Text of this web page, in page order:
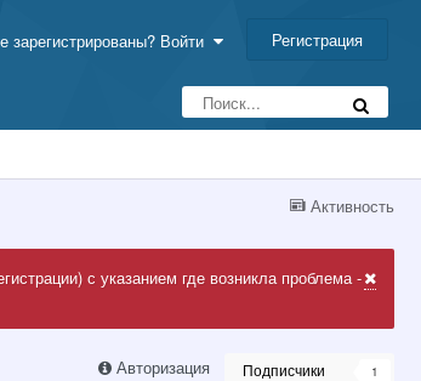
зарегистрированы? Войти Регистрация
Активность
с указанием где возникла проблема -
Авторизация Подписчики 1